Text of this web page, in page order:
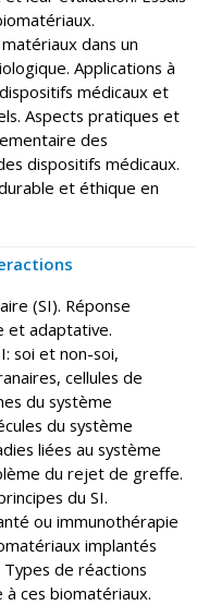
dans un
Applications à
médicaux et
Aspects pratiques et
des
dispositifs médicaux.
et éthique en
(SI). Réponse
et adaptative.
soi et non-soi,
cellules de
du système
du système
liées au système
du rejet de greffe.
du SI.
ou immunothérapie
implantés
Types de réactions
à ces biomatériaux.